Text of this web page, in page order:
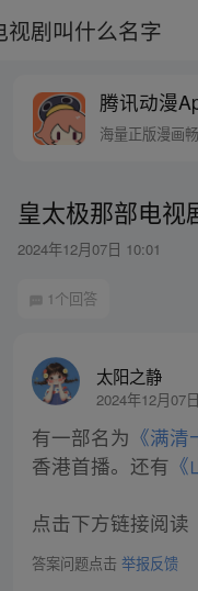
视剧叫什么名字
腾讯动漫
海量正版漫画
皇太极那部电视
2024年12月07日 10:01
1个回答
太阳之静
2024年12月07
有一部名为 《满
香港首播。还有
点击下方链接阅读
答案问题点击举报反馈